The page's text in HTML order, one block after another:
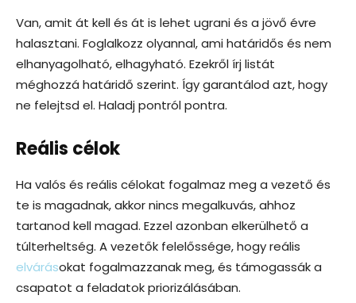
Van, amit át kell és át is lehet ugrani és a jövő évre
halasztani. Foglalkozz olyannal, ami határidős és nem
elhanyagolható, elhagyható. Ezekről írj listát
méghozzá határidő szerint. Így garantálod azt, hogy
ne felejtsd el. Haladj pontról pontra.
Reális célok
Ha valós és reális célokat fogalmaz meg a vezető és
te is magadnak, akkor nincs megalkuvás, ahhoz
tartanod kell magad. Ezzel azonban elkerülhető a
túlterheltség. A vezetők felelőssége, hogy reális
elvárásokat fogalmazzanak meg, és támogassák a
csapatot a feladatok priorizálásában.